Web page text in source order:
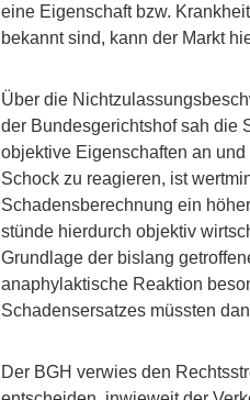
eine Eigenschaft bzw.
bekannt sind, kann der Markt
Über die
der Bundesgerichtshof sah die
objektive Eigenschaften an
Schock zu reagieren, ist
Schadensberechnung ein
stünde hierdurch objektiv
Grundlage der bislang
anaphylaktische Reaktion
Schadensersatzes müssten
Der BGH verwies den